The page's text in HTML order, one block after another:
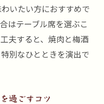
いたい方におすすめで
はテーブル席を選ぶこ
夫すると、焼肉と梅酒
別なひとときを演出で
過ごすコツ